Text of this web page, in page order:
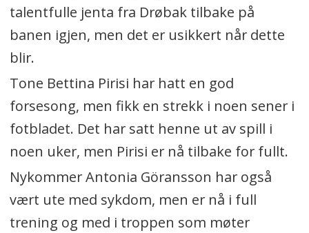
talentfulle jenta fra Drøbak tilbake på
banen igjen, men det er usikkert når dette
blir.
Tone Bettina Pirisi har hatt en god
forsesong, men fikk en strekk i noen sener i
fotbladet. Det har satt henne ut av spill i
noen uker, men Pirisi er nå tilbake for fullt.
Nykommer Antonia Göransson har også
vært ute med sykdom, men er nå i full
trening og med i troppen som møter